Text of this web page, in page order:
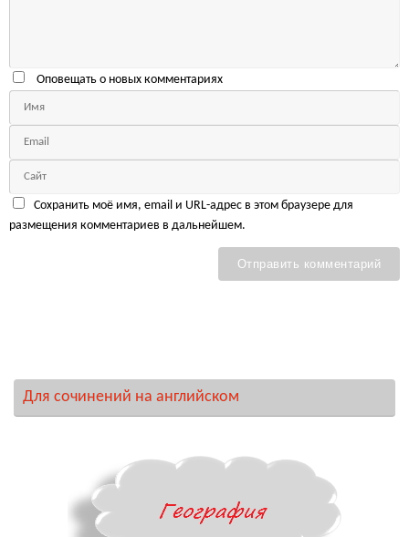
Оповещать о новых комментариях
Сохранить моё имя, email и URL-адрес в этом браузере для
размещения комментариев в дальнейшем.
Для сочинений на английском